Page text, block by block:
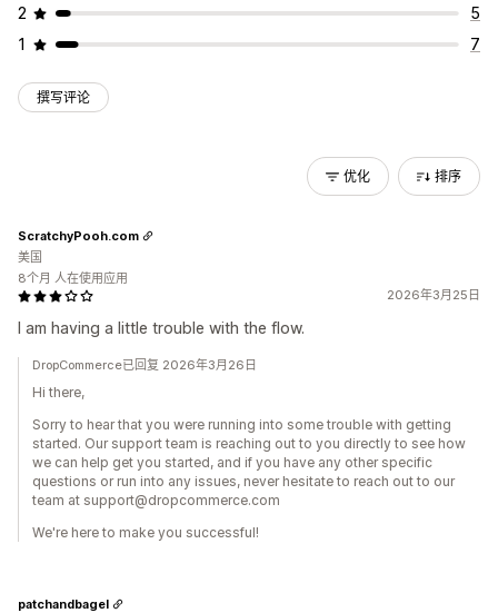
2
5
1
7
撰写评论
优化 排序
2026年3月25日
I am having a little trouble with the flow.
ScratchyPooh.com
美国
8个月 人在使用应用
DropCommerce已回复 2026年3月26日
Hi there,
Sorry to hear that you were running into some trouble with getting
started. Our support team is reaching out to you directly to see how
we can help get you started, and if you have any other specific
questions or run into any issues, never hesitate to reach out to our
team at support@dropcommerce.com
We're here to make you successful!
patchandbagel